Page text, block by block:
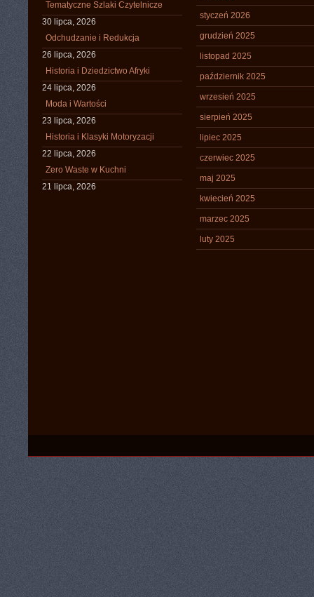
Tematyczne Szlaki Czytelnicze
30 lipca, 2026
Odchudzanie i Redukcja
26 lipca, 2026
Historia i Dziedzictwo Afryki
24 lipca, 2026
Moda i Wartości
23 lipca, 2026
Historia i Klasyki Motoryzacji
22 lipca, 2026
Zero Waste w Kuchni
21 lipca, 2026
styczeń 2026
grudzień 2025
listopad 2025
październik 2025
wrzesień 2025
sierpień 2025
lipiec 2025
czerwiec 2025
maj 2025
kwiecień 2025
marzec 2025
luty 2025